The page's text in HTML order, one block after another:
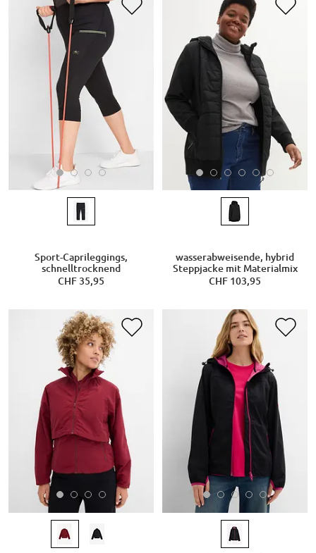
Sport-Caprileggings,
schnelltrocknend
CHF 35,95
wasserabweisende, hybrid
Steppjacke mit Materialmix
CHF 103,95